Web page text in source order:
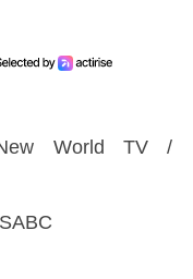
World TV /